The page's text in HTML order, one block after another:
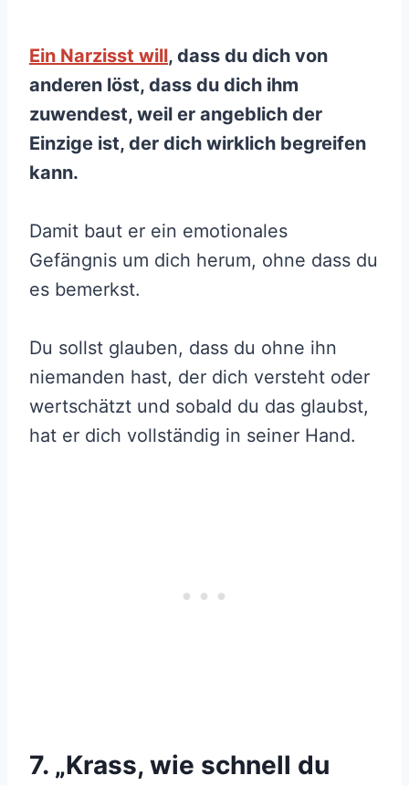
Ein Narzisst will, dass du dich von
anderen löst, dass du dich ihm
zuwendest, weil er angeblich der
Einzige ist, der dich wirklich begreifen
kann.
Damit baut er ein emotionales
Gefängnis um dich herum, ohne dass du
es bemerkst.
Du sollst glauben, dass du ohne ihn
niemanden hast, der dich versteht oder
wertschätzt und sobald du das glaubst,
hat er dich vollständig in seiner Hand.
7. „Krass, wie schnell du